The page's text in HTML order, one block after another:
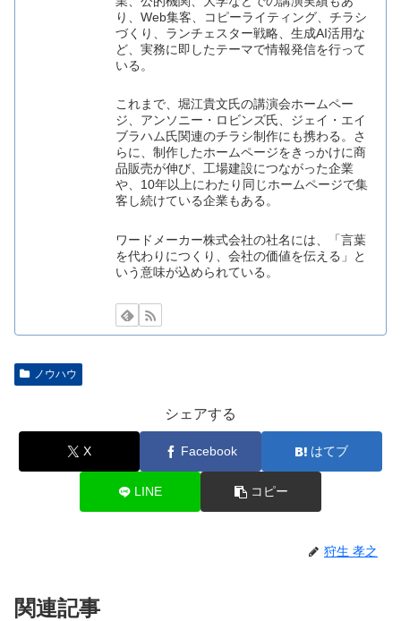
り、Web集客、コピーライティング、チラシ
づくり、ランチェスター戦略、生成AI活用な
ど、実務に即したテーマで情報発信を行って
いる。
これまで、堀江貴文氏の講演会ホームペー
ジ、アンソニー・ロビンズ氏、ジェイ・エイ
ブラハム氏関連のチラシ制作にも携わる。さ
らに、制作したホームページをきっかけに商
品販売が伸び、工場建設につながった企業
や、10年以上にわたり同じホームページで集
客し続けている企業もある。
ワードメーカー株式会社の社名には、「言葉
を代わりにつくり、会社の価値を伝える」と
いう意味が込められている。
ノウハウ
シェアする
X Facebook はてブ
LINE コピー
狩生 孝之
関連記事